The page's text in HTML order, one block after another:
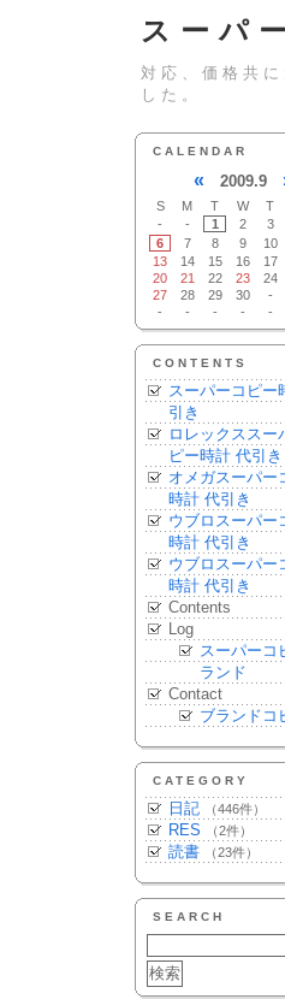
スーパ
対応、価格共
した。
CALENDAR
« 2009.9
S M T W T
-
- 1 2 3
6
7 8 9 10
13
14 15 16 17
20
21 22 23 24
27
28 29 30 -
-
- - - -
CONTENTS
スーパーコピー
引き
ロレックススー
ピー時計 代引き
オメガスーパー
時計 代引き
ウブロスーパー
時計 代引き
ウブロスーパー
時計 代引き
Contents
Log
スーパーコ
ランド
Contact
ブランドコ
CATEGORY
日記 （446件）
RES （2件）
読書 （23件）
SEARCH